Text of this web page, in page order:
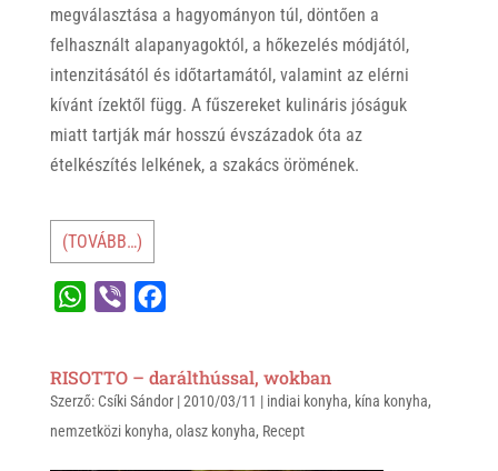
megválasztása a hagyományon túl, döntően a
felhasznált alapanyagoktól, a hőkezelés módjától,
intenzitásától és időtartamától, valamint az elérni
kívánt ízektől függ. A fűszereket kulináris jóságuk
miatt tartják már hosszú évszázadok óta az
ételkészítés lelkének, a szakács örömének.
(TOVÁBB…)
t
e
r
e
RISOTTO – darálthússal, wokban
Szerző: Csíki Sándor|2010/03/11 | indiai konyha, kína konyha,
nemzetközi konyha, olasz konyha, Recept